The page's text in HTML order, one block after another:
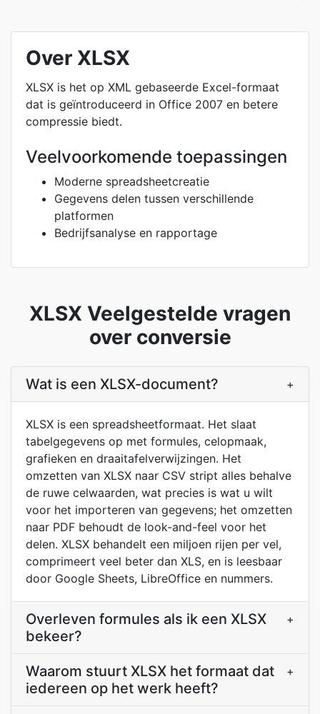
Over XLSX
XLSX is het op XML gebaseerde Excel-formaat
dat is geïntroduceerd in Office 2007 en betere
compressie biedt.
Veelvoorkomende toepassingen
Moderne spreadsheetcreatie
Gegevens delen tussen verschillende
platformen
Bedrijfsanalyse en rapportage
XLSX Veelgestelde vragen
over conversie
Wat is een XLSX-document? +
XLSX is een spreadsheetformaat. Het slaat
tabelgegevens op met formules, celopmaak,
grafieken en draaitafelverwijzingen. Het
omzetten van XLSX naar CSV stript alles behalve
de ruwe celwaarden, wat precies is wat u wilt
voor het importeren van gegevens; het omzetten
naar PDF behoudt de look-and-feel voor het
delen. XLSX behandelt een miljoen rijen per vel,
comprimeert veel beter dan XLS, en is leesbaar
door Google Sheets, LibreOffice en nummers.
Overleven formules als ik een XLSX
bekeer?
+
Waarom stuurt XLSX het formaat dat
iedereen op het werk heeft?
+